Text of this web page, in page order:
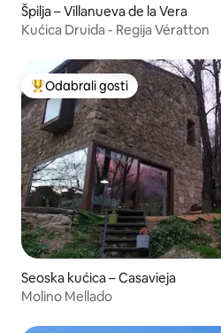
Špilja – Villanueva de la Vera
Kućica Druida - Regija Vératton
Među najviše rangiranima s
Odabrali gosti
Seoska kućica – Casavieja
Molino Mellado